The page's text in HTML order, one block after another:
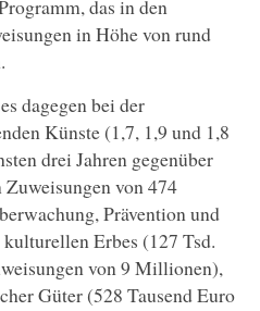
das in den
in Höhe von rund
dagegen bei der
Künste (1,7, 1,9 und 1,8
drei Jahren gegenüber
von 474
Prävention und
Erbes (127 Tsd.
von 9 Millionen),
Güter (528 Tausend Euro